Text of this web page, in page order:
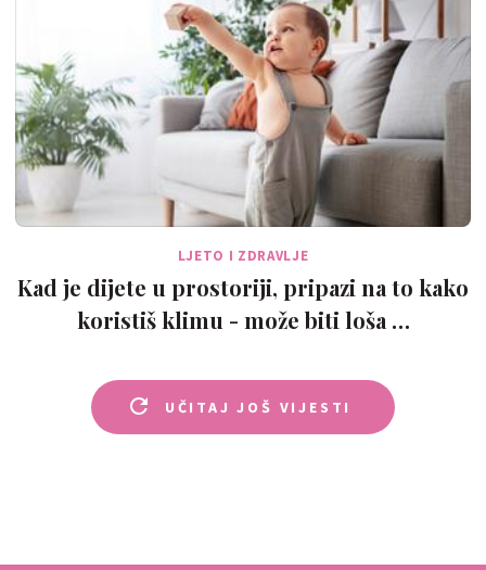
LJETO I ZDRAVLJE
Kad je dijete u prostoriji, pripazi na to kako
koristiš klimu - može biti loša …
UČITAJ JOŠ VIJESTI